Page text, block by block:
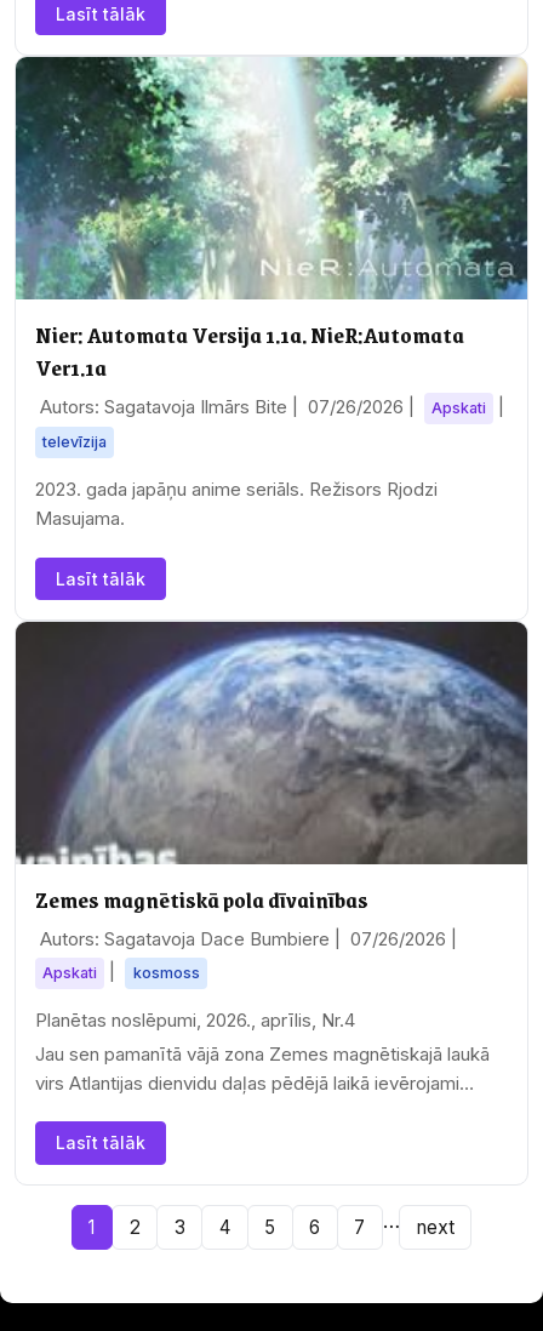
Lasīt tālāk
Nier: Automata Versija 1.1a. NieR:Automata
Ver1.1a
Autors: Sagatavoja Ilmārs Bite | 07/26/2026 Apskati
televīzija
2023. gada japāņu anime seriāls. Režisors Rjodzi
Masujama.
Lasīt tālāk
Zemes magnētiskā pola dīvainības
Autors: Sagatavoja Dace Bumbiere | 07/26/2026
Apskati kosmoss
Planētas noslēpumi, 2026., aprīlis, Nr.4
Jau sen pamanītā vājā zona Zemes magnētiskajā laukā
virs Atlantijas dienvidu daļas pēdējā laikā ievērojami…
Lasīt tālāk
1 2 3 4 5 6 7 … next